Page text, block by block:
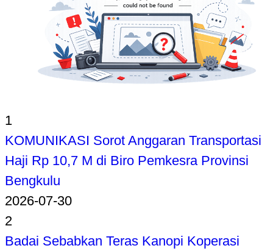
1
KOMUNIKASI Sorot Anggaran Transportasi
Haji Rp 10,7 M di Biro Pemkesra Provinsi
Bengkulu
2026-07-30
2
Badai Sebabkan Teras Kanopi Koperasi